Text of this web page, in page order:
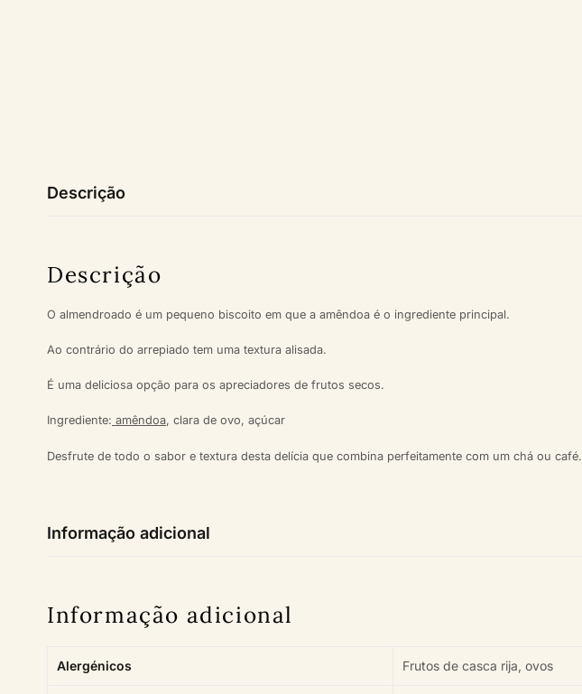
Descrição
Descrição
O almendroado é um pequeno biscoito em que a amêndoa é o ingrediente principal.
Ao contrário do arrepiado tem uma textura alisada.
É uma deliciosa opção para os apreciadores de frutos secos.
Ingrediente: amêndoa, clara de ovo, açúcar
Desfrute de todo o sabor e textura desta delícia que combina perfeitamente com um chá ou café.
Informação adicional
Informação adicional
Alergénicos Frutos de casca rija, ovos